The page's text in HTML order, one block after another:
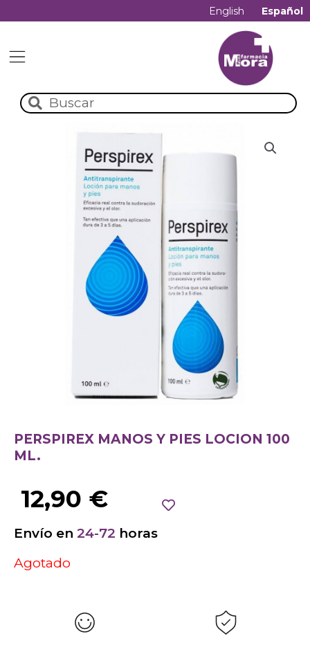
English Español
PERSPIREX MANOS Y PIES LOCION 100
ML.
12,90 €
Envío en 24-72 horas
Agotado